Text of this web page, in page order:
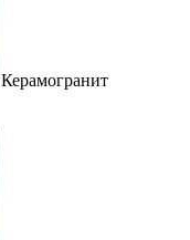
Керамогранит